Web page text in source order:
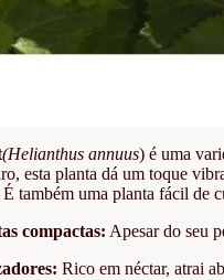
(Helianthus annuus) é uma
esta planta dá um toque
também uma planta fácil de
compactas: Apesar do seu
Rico em néctar, atrai